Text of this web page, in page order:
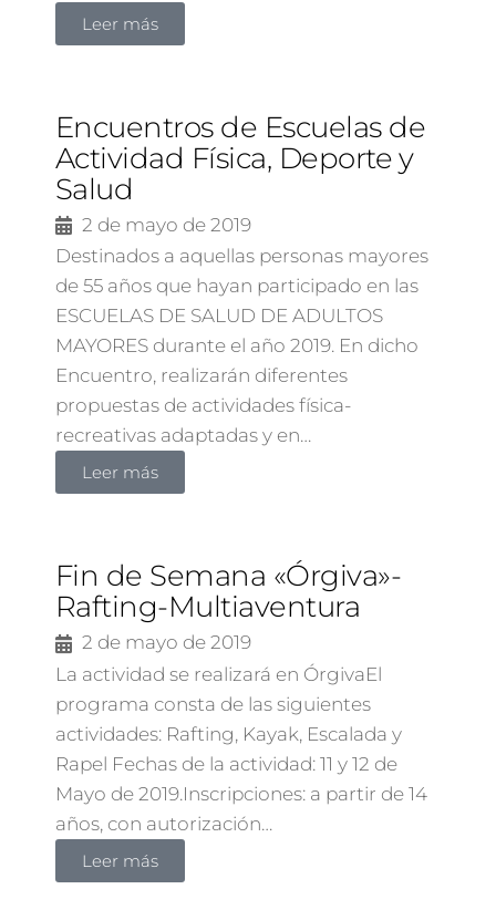
Leer más
Encuentros de Escuelas de
Actividad Física, Deporte y
Salud
2 de mayo de 2019
Destinados a aquellas personas mayores
de 55 años que hayan participado en las
ESCUELAS DE SALUD DE ADULTOS
MAYORES durante el año 2019. En dicho
Encuentro, realizarán diferentes
propuestas de actividades física-
recreativas adaptadas y en…
Leer más
Fin de Semana «Órgiva»-
Rafting-Multiaventura
2 de mayo de 2019
La actividad se realizará en ÓrgivaEl
programa consta de las siguientes
actividades: Rafting, Kayak, Escalada y
Rapel Fechas de la actividad: 11 y 12 de
Mayo de 2019.Inscripciones: a partir de 14
años, con autorización…
Leer más